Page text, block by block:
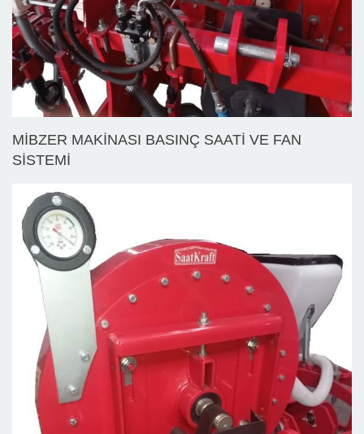
MİBZER MAKİNASI BASINÇ SAATİ VE FAN
SİSTEMİ